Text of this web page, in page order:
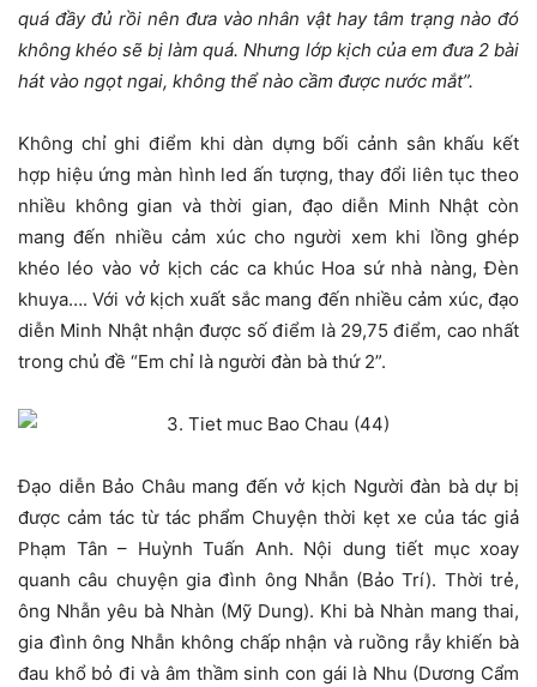
quá đầy đủ rồi nên đưa vào nhân vật hay tâm trạng nào đó
không khéo sẽ bị làm quá. Nhưng lớp kịch của em đưa 2 bài
hát vào ngọt ngai, không thể nào cầm được nước mắt”.
Không chỉ ghi điểm khi dàn dựng bối cảnh sân khấu kết
hợp hiệu ứng màn hình led ấn tượng, thay đổi liên tục theo
nhiều không gian và thời gian, đạo diễn Minh Nhật còn
mang đến nhiều cảm xúc cho người xem khi lồng ghép
khéo léo vào vở kịch các ca khúc Hoa sứ nhà nàng, Đèn
khuya…. Với vở kịch xuất sắc mang đến nhiều cảm xúc, đạo
diễn Minh Nhật nhận được số điểm là 29,75 điểm, cao nhất
trong chủ đề “Em chỉ là người đàn bà thứ 2”.
Đạo diễn Bảo Châu mang đến vở kịch Người đàn bà dự bị
được cảm tác từ tác phẩm Chuyện thời kẹt xe của tác giả
Phạm Tân – Huỳnh Tuấn Anh. Nội dung tiết mục xoay
quanh câu chuyện gia đình ông Nhẫn (Bảo Trí). Thời trẻ,
ông Nhẫn yêu bà Nhàn (Mỹ Dung). Khi bà Nhàn mang thai,
gia đình ông Nhẫn không chấp nhận và ruồng rẫy khiến bà
đau khổ bỏ đi và âm thầm sinh con gái là Nhu (Dương Cẩm